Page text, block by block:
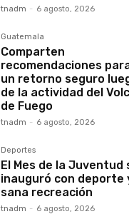
tnadm - 6 agosto, 2026
Guatemala
Comparten
recomendaciones
un retorno seguro
de la actividad del
de Fuego
tnadm - 6 agosto, 2026
Deportes
El Mes de la Juventud
inauguró con deporte
sana recreación
tnadm - 6 agosto, 2026